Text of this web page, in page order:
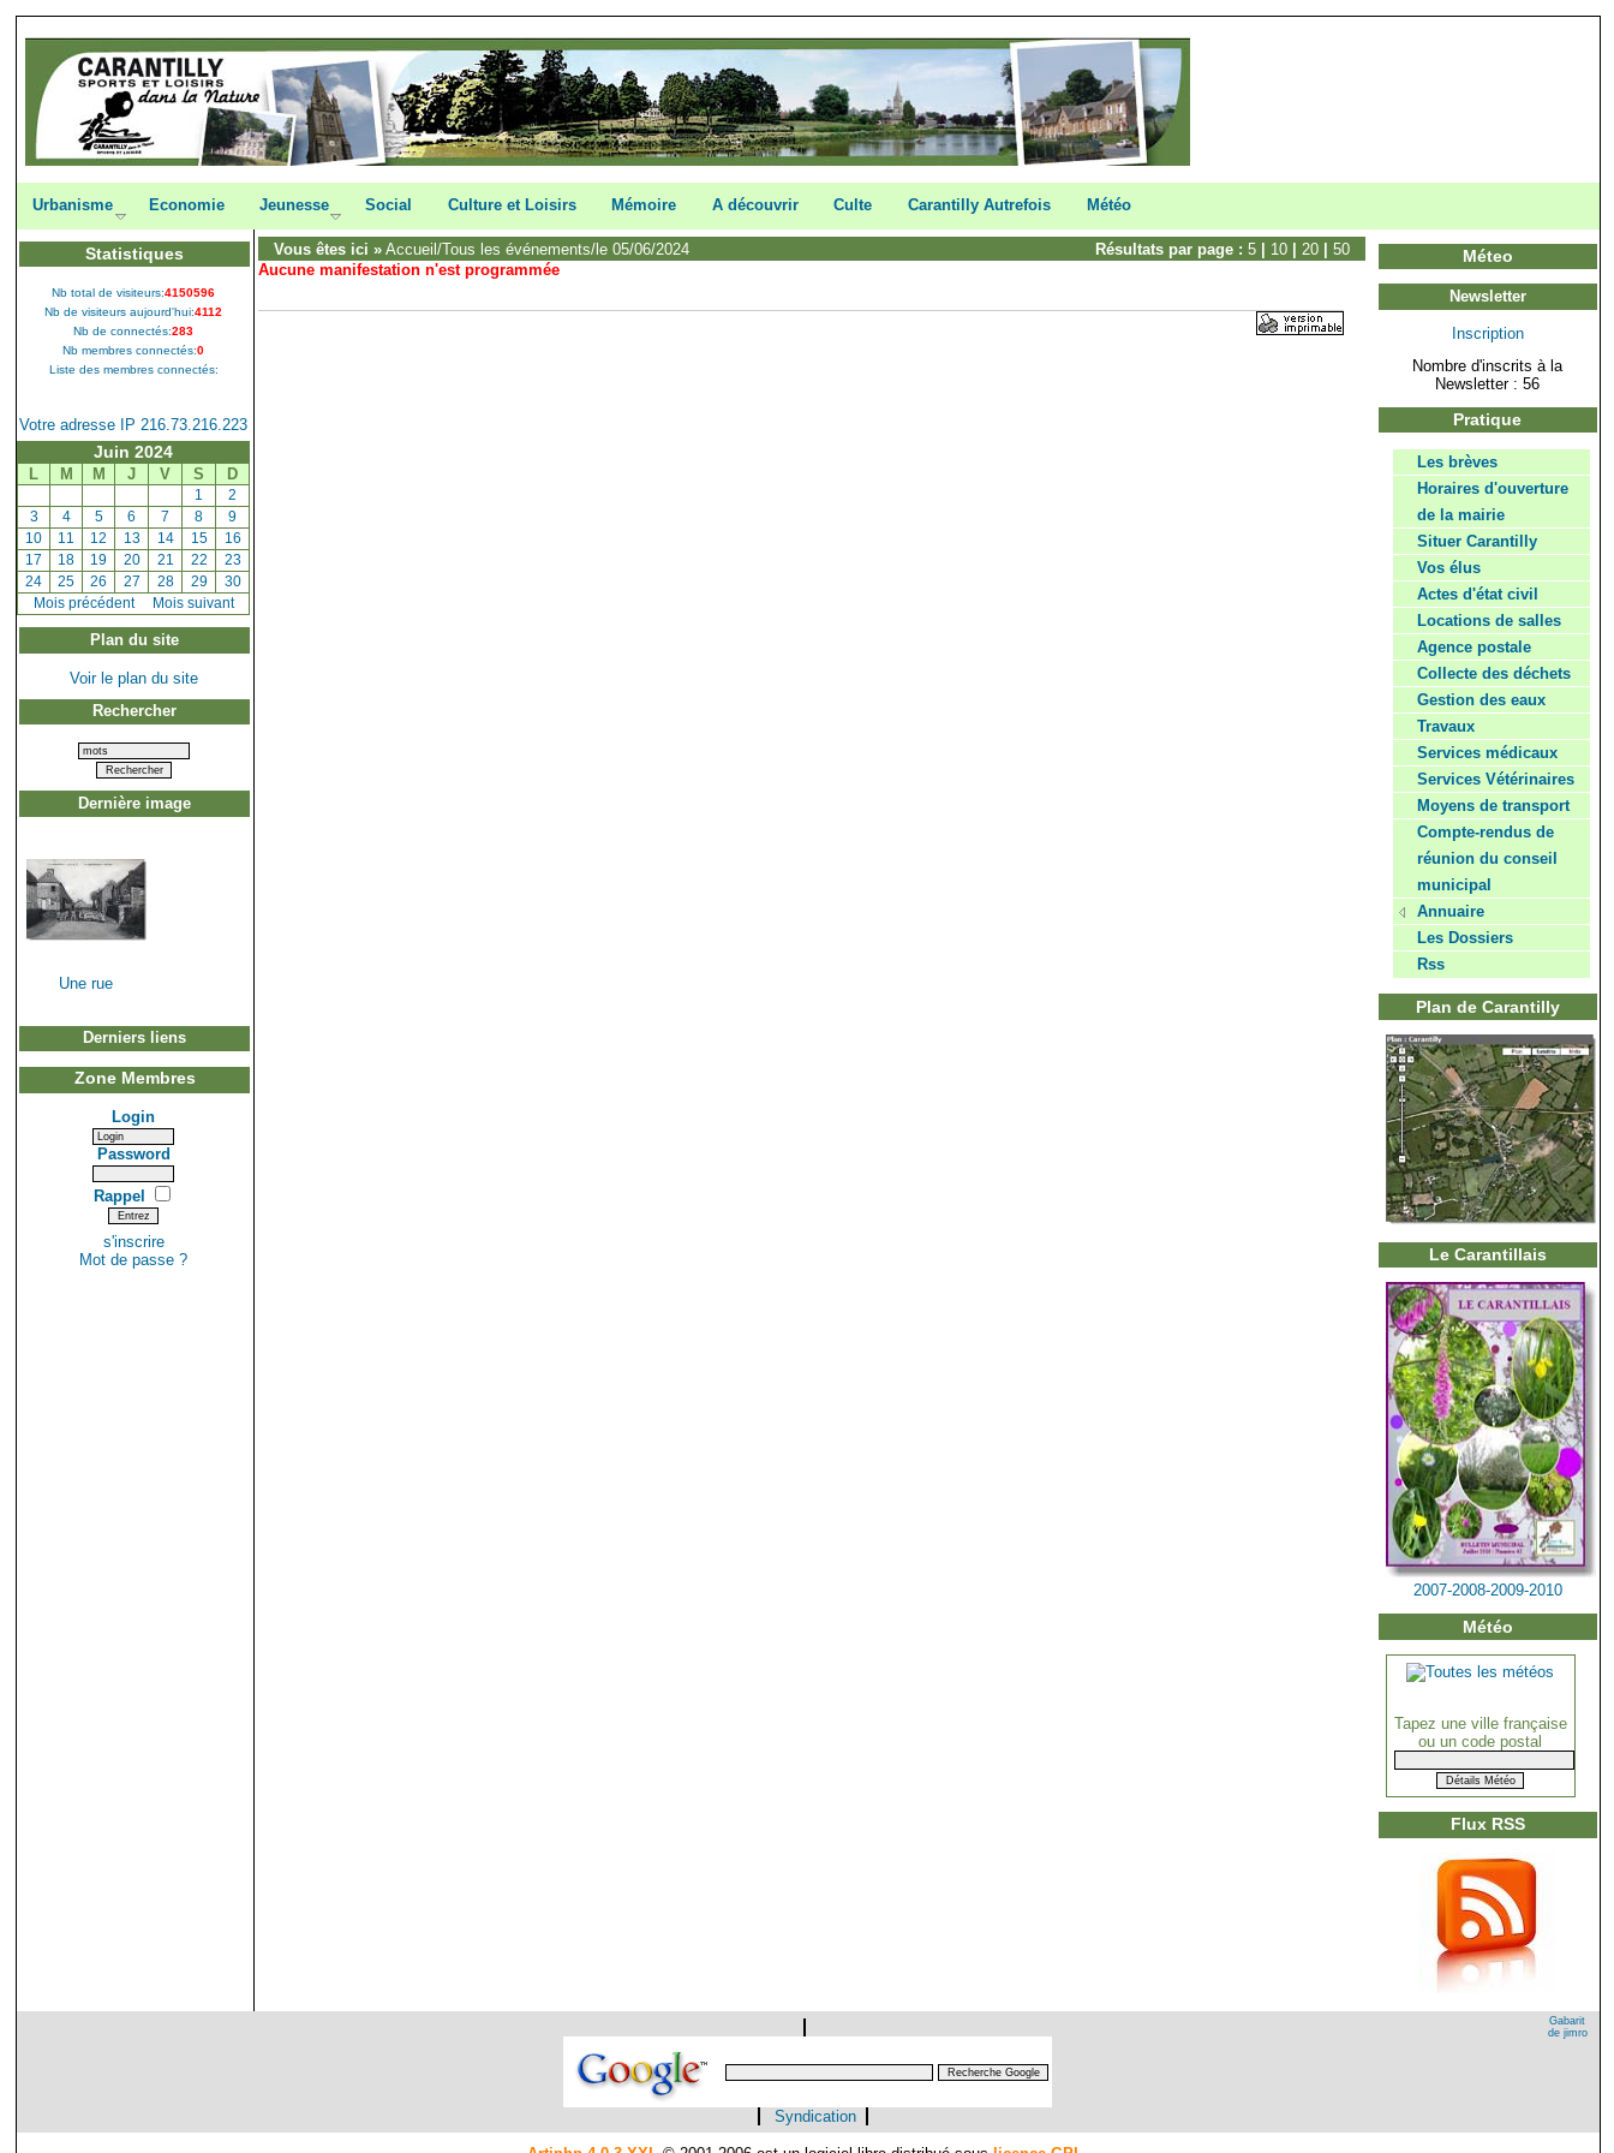
Urbanisme Economie Jeunesse Social Culture et Loisirs Mémoire A découvrir Culte Carantilly Autrefois Météo
Statistiques
Nb total de visiteurs:4150596
Nb de visiteurs aujourd'hui:4112
Nb de connectés:283
Nb membres connectés:0
Liste des membres connectés:
Votre adresse IP 216.73.216.223
Juin 2024
L M M J V S D
[1 [2
[3] [4] [5] [6 [7 [8 [9
[10 [11 [12 [13] [14] [15] [16
[17 [18 [19 [20] [21 [22 [23]
[24 [25 [26 [27 [28] [29] [30]
[Mois précédent] Mois suivant
Plan du site
Voir le plan du site
Rechercher
Dernière image
Une rue
Derniers liens
Zone Membres
Login
Password
Rappel
s'inscrire
Mot de passe ?
Méteo
Newsletter
Inscription
Nombre d'inscrits à la
Newsletter : 56
Pratique
Les brèves
Horaires d'ouverture
de la mairie
Situer Carantilly
Vos élus
Actes d'état civil
Locations de salles
Agence postale
Collecte des déchets
Gestion des eaux
Travaux
Services médicaux
Services Vétérinaires
Moyens de transport
Compte-rendus de
réunion du conseil
municipal
Annuaire
Les Dossiers
Rss
Plan de Carantilly
Le Carantillais
2007-2008-2009-2010
Météo
Tapez une ville française
ou un code postal
Flux RSS
Vous êtes ici » Accueil/Tous les événements/le 05/06/2024 Résultats par page :5 | 10 | 20 |50
Aucune manifestation n'est programmée
Syndication
Gabarit
de jimro